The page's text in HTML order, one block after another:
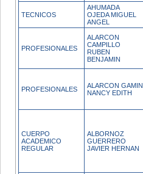
TECNICOS
AHUMADA
OJEDA MIGUEL
ANGEL
PROFESIONALES
ALARCON
CAMPILLO
RUBEN
BENJAMIN
PROFESIONALES
ALARCON GAMIN
NANCY EDITH
CUERPO
ACADEMICO
REGULAR
ALBORNOZ
GUERRERO
JAVIER HERNAN